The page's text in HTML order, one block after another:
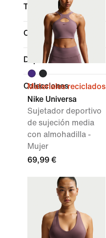
Tipo de copa
Color
Deportes
Colecciones
Materiales reciclados
Nike Universa
Sujetador deportivo
de sujeción media
con almohadilla -
Mujer
69,99 €